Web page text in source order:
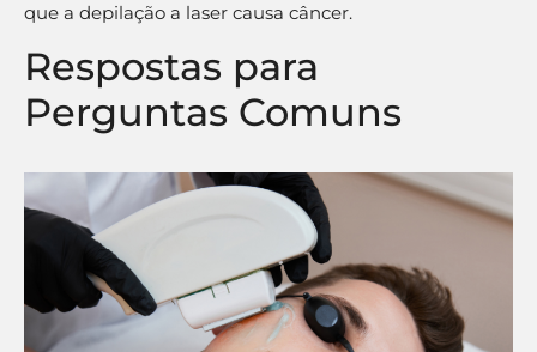
que a depilação a laser causa câncer.
Respostas para
Perguntas Comuns